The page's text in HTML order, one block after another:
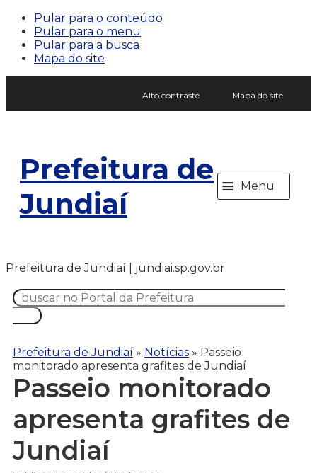
Pular para o conteúdo
Pular para o menu
Pular para a busca
Mapa do site
Alto contraste Mapa do site
Prefeitura de
Jundiaí
≡ Menu
Prefeitura de Jundiaí | jundiai.sp.gov.br
Prefeitura de Jundiaí » Notícias » Passeio
monitorado apresenta grafites de Jundiaí
Passeio monitorado
apresenta grafites de
Jundiaí